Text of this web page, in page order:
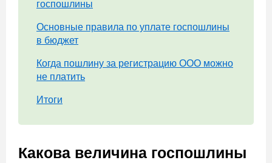
госпошлины
Основные правила по уплате госпошлины
в бюджет
Когда пошлину за регистрацию ООО можно
не платить
Итоги
Какова величина госпошлины